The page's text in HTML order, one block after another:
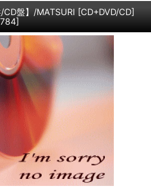
CD盤】/MATSURI [CD+DVD/CD]
]